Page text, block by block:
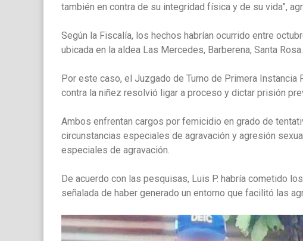
también en contra de su integridad física y de su vida”,
Según la Fiscalía, los hechos habrían ocurrido entre
ubicada en la aldea Las Mercedes, Barberena, Santa Rosa.
Por este caso, el Juzgado de Turno de Primera
contra la niñez resolvió ligar a proceso y dictar prisión
Ambos enfrentan cargos por femicidio en grado de
circunstancias especiales de agravación y agresión
especiales de agravación.
De acuerdo con las pesquisas, Luis P. habría cometido
señalada de haber generado un entorno que facilitó las